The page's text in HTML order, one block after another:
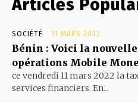
Articles
SOCIÉTÉ 11 MARS 2022
Bénin : Voici la
opérations Mobile
ce vendredi 11 mars 2022 la
services financiers. En...